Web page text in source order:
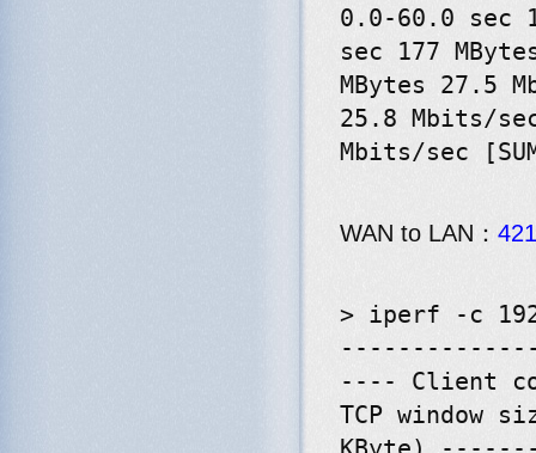
0.0-60.0 sec
sec 177
MBytes 27.5
25.8 Mbits/
Mbits/sec
WAN to LAN：
> iperf -c
---- Client
TCP window